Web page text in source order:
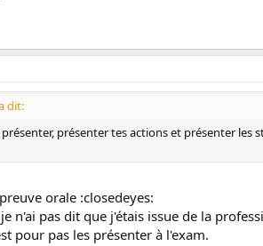
dit:
présenter tes actions et présenter les
orale :closedeyes:
n'ai pas dit que j'étais issue de la
pour pas les présenter à l'exam.